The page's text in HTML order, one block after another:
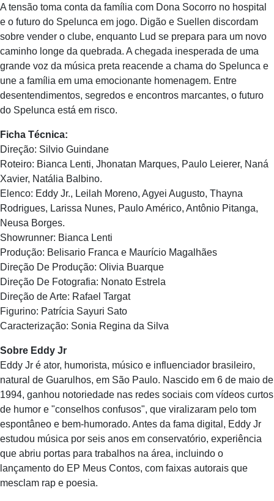
A tensão toma conta da família com Dona Socorro no hospital
e o futuro do Spelunca em jogo. Digão e Suellen discordam
sobre vender o clube, enquanto Lud se prepara para um novo
caminho longe da quebrada. A chegada inesperada de uma
grande voz da música preta reacende a chama do Spelunca e
une a família em uma emocionante homenagem. Entre
desentendimentos, segredos e encontros marcantes, o futuro
do Spelunca está em risco.
Ficha Técnica:
Direção: Silvio Guindane
Roteiro: Bianca Lenti, Jhonatan Marques, Paulo Leierer, Naná
Xavier, Natália Balbino.
Elenco: Eddy Jr., Leilah Moreno, Agyei Augusto, Thayna
Rodrigues, Larissa Nunes, Paulo Américo, Antônio Pitanga,
Neusa Borges.
Showrunner: Bianca Lenti
Produção: Belisario Franca e Maurício Magalhães
Direção De Produção: Olivia Buarque
Direção De Fotografia: Nonato Estrela
Direção de Arte: Rafael Targat
Figurino: Patrícia Sayuri Sato
Caracterização: Sonia Regina da Silva
Sobre Eddy Jr
Eddy Jr é ator, humorista, músico e influenciador brasileiro,
natural de Guarulhos, em São Paulo. Nascido em 6 de maio de
1994, ganhou notoriedade nas redes sociais com vídeos curtos
de humor e "conselhos confusos", que viralizaram pelo tom
espontâneo e bem-humorado. Antes da fama digital, Eddy Jr
estudou música por seis anos em conservatório, experiência
que abriu portas para trabalhos na área, incluindo o
lançamento do EP Meus Contos, com faixas autorais que
mesclam rap e poesia.